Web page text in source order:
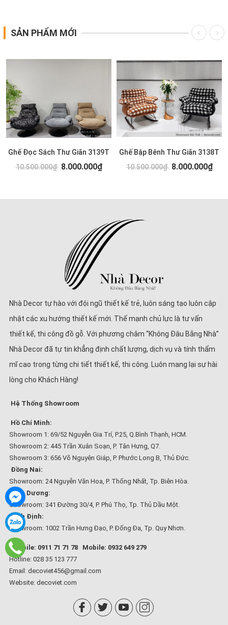
SẢN PHẨM MỚI
Ghế Đọc Sách Thư Giãn 3139T
10.500.000₫ 8.000.000₫
Ghế Bập Bênh Thư Giãn 3138T
10.500.000₫ 8.000.000₫
Nhà Decor tự hào với đội ngũ thiết kế trẻ, luôn sáng tạo luôn cập
nhật các xu hướng thiết kế mới. Thế mạnh chủ lực là tư vấn
thiết kế, thi công đồ gỗ. Với phương châm “Không Đâu Bằng Nhà”
Nhà Decor đã tự tin khẳng định chất lượng, dịch vụ và tính thẩm
mĩ cao trong từng chi tiết thiết kế, thi công. Luôn mang lại sự hài
lòng cho Khách Hàng!
Hệ Thống Showroom
Hồ Chí Minh:
Showroom 1: 69/52 Nguyễn Gia Trí, P.25, Q.Bình Thạnh, HCM.
Showroom 2: 445 Trần Xuân Soạn, P. Tân Hưng, Q7.
Showroom 3: 656 Võ Nguyên Giáp, P. Phước Long B, Thủ Đức.
Đồng Nai:
Showroom: 24 Nguyễn Văn Hoa, P. Thống Nhất, Tp. Biên Hòa.
Bình Dương:
Showroom: 341 Đường 30/4, P. Phú Thọ, Tp. Thủ Dầu Một.
Bình Định:
Showroom: 1002 Trần Hưng Đạo, P. Đống Đa, Tp. Quy Nhơn.
Mobile: 0911 71 71 78
Mobile: 0932 649 279
Hotline: 028 35 123 777
Email: decoviet456@gmail.com
Website: decoviet.com